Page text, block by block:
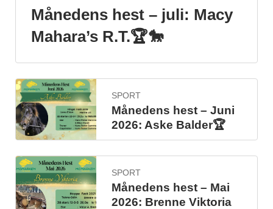
Månedens hest – juli: Macy
Mahara’s R.T.🏆🐎
SPORT
Månedens hest – Juni
2026: Aske Balder🏆
SPORT
Månedens hest – Mai
2026: Brenne Viktoria